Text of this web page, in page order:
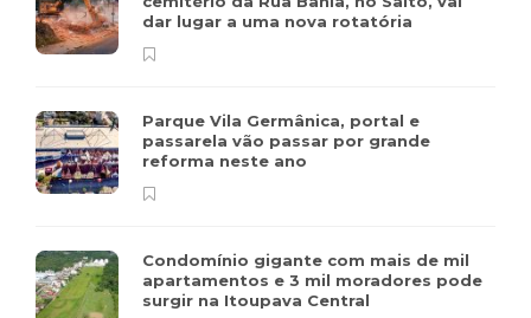
dar lugar a uma nova rotatória
Parque Vila Germânica, portal e
passarela vão passar por grande
reforma neste ano
Condomínio gigante com mais de mil
apartamentos e 3 mil moradores pode
surgir na Itoupava Central